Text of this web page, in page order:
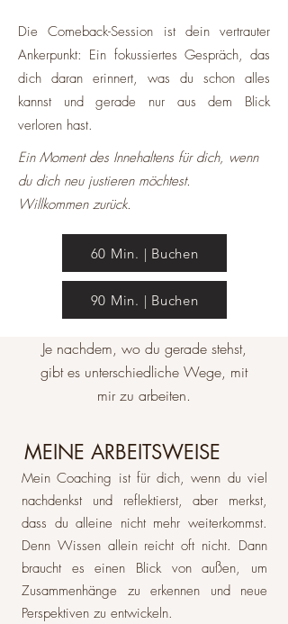
Die Comeback-Session ist dein vertrauter
Ankerpunkt: Ein fokussiertes Gespräch, das
dich daran erinnert, was du schon alles
kannst und gerade nur aus dem Blick
verloren hast.
Ein Moment des Innehaltens für dich, wenn
du dich neu justieren möchtest.
Willkommen zurück.
60 Min. | Buchen
90 Min. | Buchen
Je nachdem, wo du gerade stehst,
gibt es unterschiedliche Wege, mit
mir zu arbeiten.
MEINE ARBEITSWEISE
Mein Coaching ist für dich, wenn du viel
nachdenkst und reflektierst, aber merkst,
dass du alleine nicht mehr weiterkommst.
Denn Wissen allein reicht oft nicht. Dann
braucht es einen Blick von außen, um
Zusammenhänge zu erkennen und neue
Perspektiven zu entwickeln.